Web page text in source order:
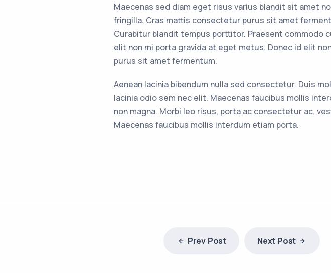
Maecenas sed diam eget risus varius blandit sit amet
fringilla. Cras mattis consectetur purus sit amet
Curabitur blandit tempus porttitor. Praesent commodo
elit non mi porta gravida at eget metus. Donec id elit
purus sit amet fermentum.
Aenean lacinia bibendum nulla sed consectetur. Duis
lacinia odio sem nec elit. Maecenas faucibus mollis
non magna. Morbi leo risus, porta ac consectetur ac,
Maecenas faucibus mollis interdum etiam porta.
Prev Post Next Post